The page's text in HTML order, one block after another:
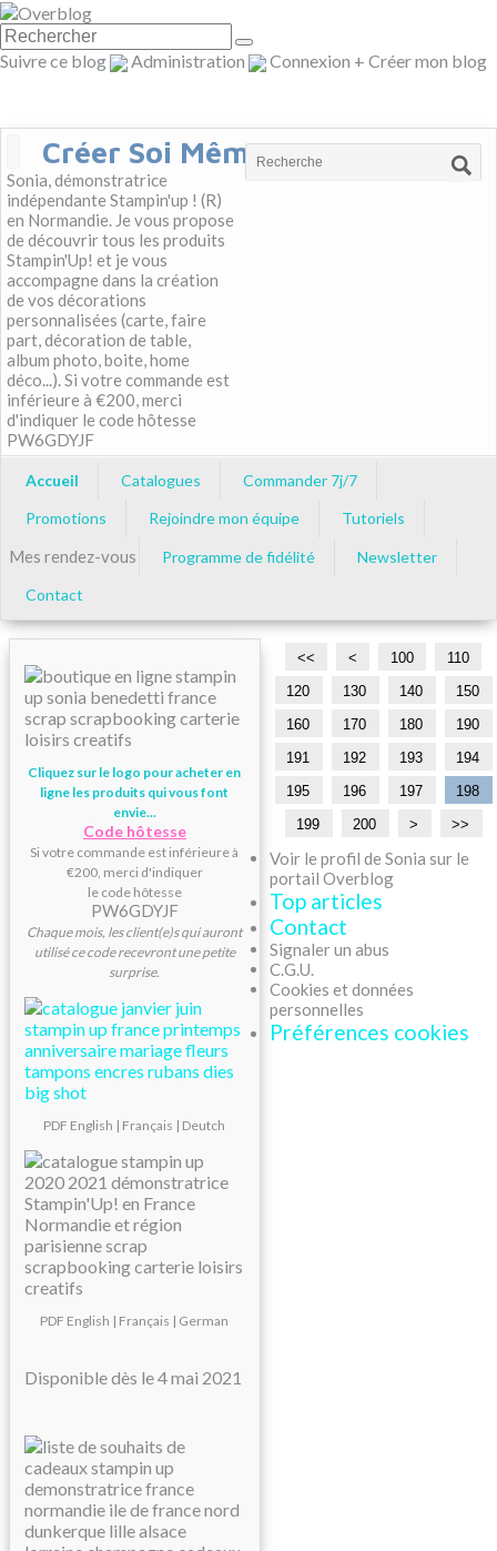
Suivre ce blog Administration Connexion + Créer mon blog
Créer Soi Même
Sonia, démonstratrice
indépendante Stampin'up ! (R)
en Normandie. Je vous propose
de découvrir tous les produits
Stampin'Up! et je vous
accompagne dans la création
de vos décorations
personnalisées (carte, faire
part, décoration de table,
album photo, boite, home
déco...). Si votre commande est
inférieure à €200, merci
d'indiquer le code hôtesse
PW6GDYJF
Accueil Catalogues
Commander 7j/7
Promotions
Rejoindre mon équipe Tutoriels
Mes rendez-vous Programme de fidélité
Newsletter
Contact
Cliquez sur le logo pour acheter en
ligne les produits qui vous font
envie...
Code hôtesse
Si votre commande est inférieure à
€200, merci d'indiquer
le code hôtesse
PW6GDYJF
Chaque mois, les client(e)s qui auront
utilisé ce code recevront une petite
surprise.
PDF English | Français | Deutch
PDF English | Français | German
Disponible dès le 4 mai 2021
<< < 100
110
120
130 140
150
160
170 180
190
191
192 193
194
195
196 197
198
199
200 > >>
Voir le profil de Sonia sur le
portail Overblog
Top articles
Contact
Signaler un abus
C.G.U.
Cookies et données
personnelles
Préférences cookies